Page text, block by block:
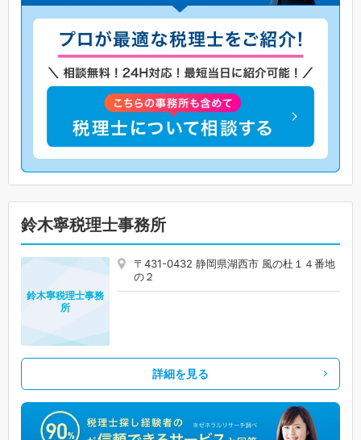
鈴木寧税理士事務所
〒431-0432 静岡県湖西市 風の杜１４番地
の２
鈴木寧税理士事務
所
詳細を見る